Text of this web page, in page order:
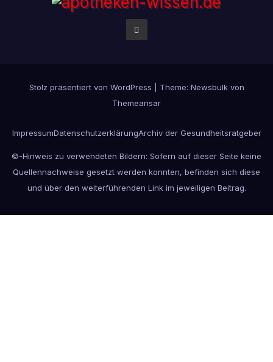
Stolz präsentiert von WordPress Theme: Newsbulkvon
Themeansar
ImpressumDatenschutzerklärungArchiv der Gesundheitsratgeber
©-Hinweis zu verwendeten Bildern: Sofern auf dieser Seite keine
Quellennachweise gesetzt werden konnten, befinden sich diese
und über den weiterführenden Link im jeweiligen Beitrag.